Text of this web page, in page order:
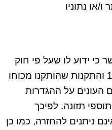
או נתוניו
כי ידוע לו שעל פי חוק
הגנת הצרכן , התשמ"א-1981 והתקנות שהותקנו מכוחו
העונים על ההגדרות
תזונה. לפיכך
ניתנים להחזרה, כמו כן